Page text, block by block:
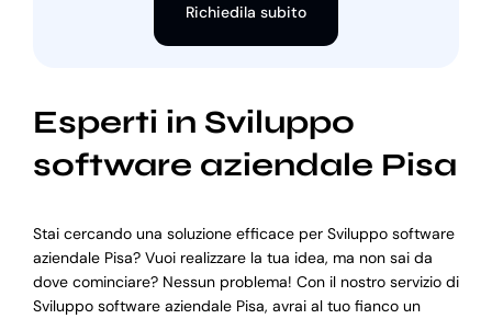
Richiedila subito
Esperti in Sviluppo
software aziendale Pisa
Stai cercando una soluzione efficace per Sviluppo software
aziendale Pisa? Vuoi realizzare la tua idea, ma non sai da
dove cominciare? Nessun problema! Con il nostro servizio di
Sviluppo software aziendale Pisa, avrai al tuo fianco un